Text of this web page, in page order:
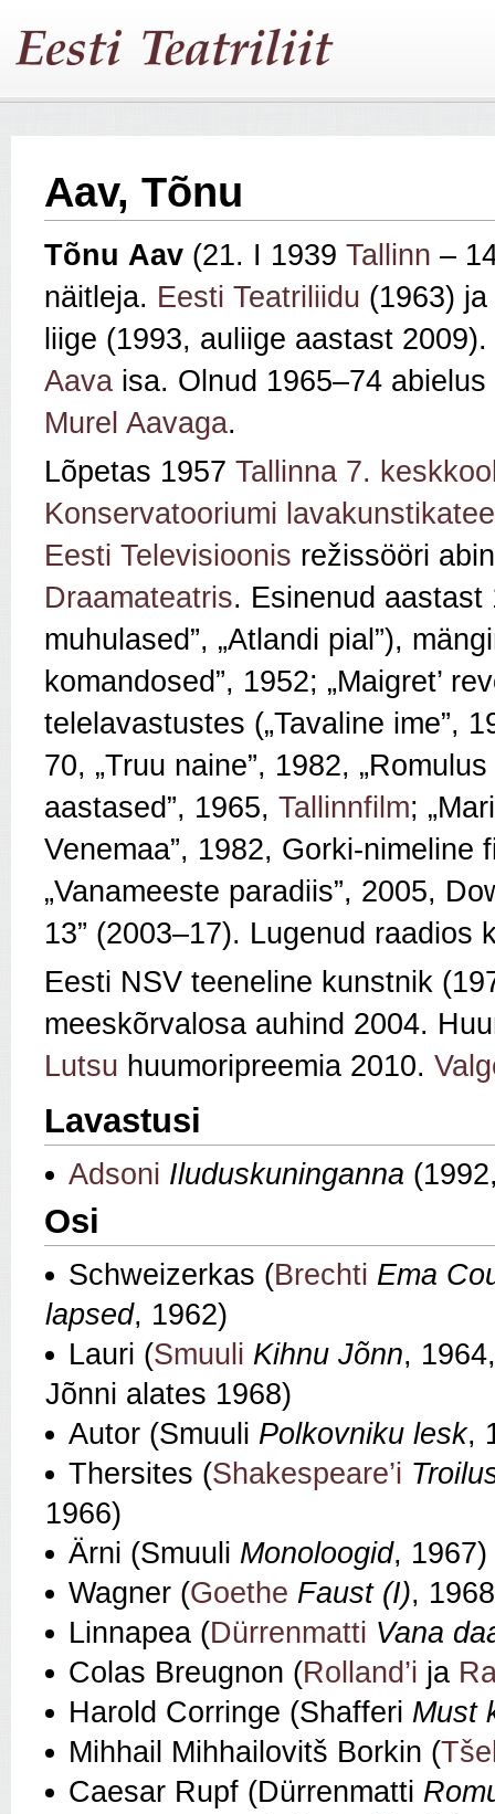
Aav, Tõnu
Tõnu Aav (21. I 1939 Tallinn –
näitleja. Eesti Teatriliidu (1963) ja
liige (1993, auliige aastast 2009).
Aava isa. Olnud 1965–74 abielus
Murel Aavaga.
Lõpetas 1957 Tallinna 7.
Konservatooriumi
Eesti Televisioonis režissööri
Draamateatris. Esinenud aastast
muhulased”, „Atlandi pial ”),
komandosed”, 1952; „Maigret’
telelavastustes („Tavaline ime”,
70, „Truu naine”, 1982,
aastased”, 1965, Tallinnfilm;
Venemaa”, 1982, Gorki-nimeline
„Vanameeste paradiis”, 2005,
13” (2003–17). Lugenud raadios
Eesti NSV teeneline kunstnik
meeskõrvalosa auhind 2004.
Lutsu huumoripreemia 2010.
Lavastusi
Adsoni Iluduskuninganna
Osi
Schweizerkas (Brechti Ema
lapsed, 1962)
Lauri (Smuuli Kihnu Jõnn,
Jõnni alates 1968)
Autor (Smuuli Polkovniku lesk,
Thersites (Shakespeare’i
1966)
Ärni (Smuuli Monoloogid, 1967)
Wagner (Goethe Faust (I),
Linnapea (Dürrenmatti Vana
Colas Breugnon (Rolland’i ja
Harold Corringe (Shafferi Must
Mihhail Mihhailovitš Borkin (
Caesar Rupf (Dürrenmatti